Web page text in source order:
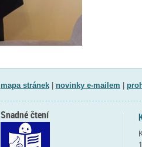
mapa stránek| novinky e-mailem
Snadné čtení